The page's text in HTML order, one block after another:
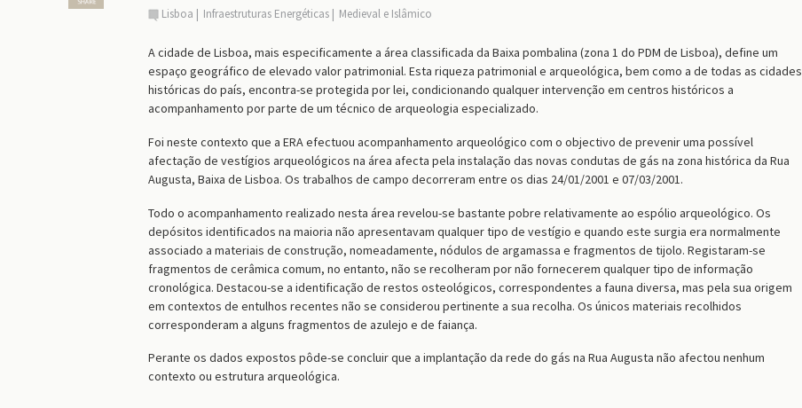
Lisboa Infraestruturas Energéticas Medieval e Islâmico
A cidade de Lisboa, mais especificamente a área classificada da Baixa pombalina (zona 1 do PDM de Lisboa), define um
espaço geográfico de elevado valor patrimonial. Esta riqueza patrimonial e arqueológica, bem como a de todas as cidades
históricas do país, encontra-se protegida por lei, condicionando qualquer intervenção em centros históricos a
acompanhamento por parte de um técnico de arqueologia especializado.
Foi neste contexto que a ERA efectuou acompanhamento arqueológico com o objectivo de prevenir uma possível
afectação de vestígios arqueológicos na área afecta pela instalação das novas condutas de gás na zona histórica da Rua
Augusta, Baixa de Lisboa. Os trabalhos de campo decorreram entre os dias 24/01/2001 e 07/03/2001.
Todo o acompanhamento realizado nesta área revelou-se bastante pobre relativamente ao espólio arqueológico. Os
depósitos identificados na maioria não apresentavam qualquer tipo de vestígio e quando este surgia era normalmente
associado a materiais de construção, nomeadamente, nódulos de argamassa e fragmentos de tijolo. Registaram-se
fragmentos de cerâmica comum, no entanto, não se recolheram por não fornecerem qualquer tipo de informação
cronológica. Destacou-se a identificação de restos osteológicos, correspondentes a fauna diversa, mas pela sua origem
em contextos de entulhos recentes não se considerou pertinente a sua recolha. Os únicos materiais recolhidos
corresponderam a alguns fragmentos de azulejo e de faiança.
Perante os dados expostos pôde-se concluir que a implantação da rede do gás na Rua Augusta não afectou nenhum
contexto ou estrutura arqueológica.